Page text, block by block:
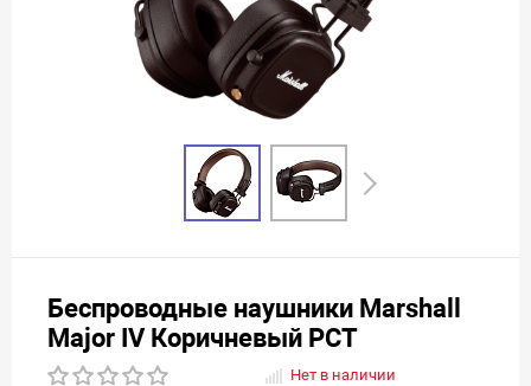
Беспроводные наушники Marshall
Major IV Коричневый РСТ
Нет в наличии